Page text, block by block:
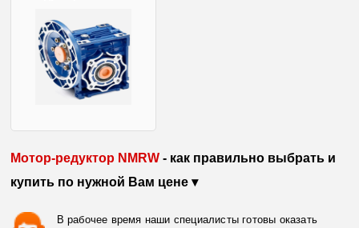
Мотор-редуктор NMRW - как правильно выбрать и
купить по нужной Вам цене ▾
В рабочее время наши специалисты готовы оказать